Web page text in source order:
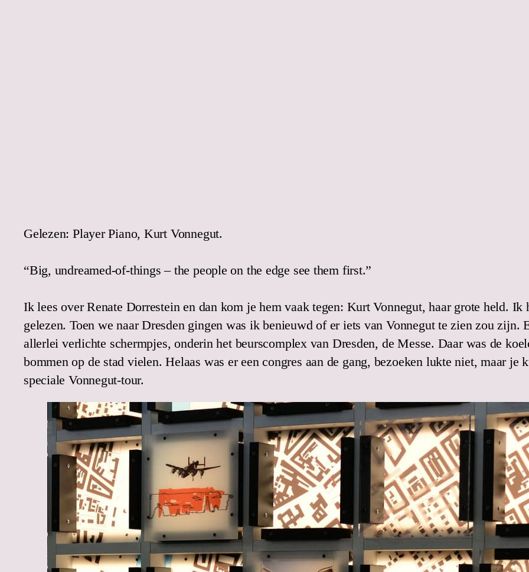
Gelezen: Player Piano, Kurt Vonnegut.
“Big, undreamed-of-things – the people on the edge see them first.”
Ik lees over Renate Dorrestein en dan kom je hem vaak tegen: Kurt Vonnegut, haar grote held.
gelezen. Toen we naar Dresden gingen was ik benieuwd of er iets van Vonnegut te zien zou zijn.
allerlei verlichte schermpjes, onderin het beurscomplex van Dresden, de Messe. Daar was de
bommen op de stad vielen. Helaas was er een congres aan de gang, bezoeken lukte niet, maar
speciale Vonnegut-tour.